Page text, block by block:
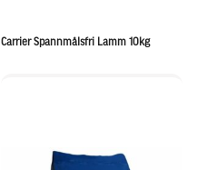
Carrier Spannmålsfri Lamm 10kg